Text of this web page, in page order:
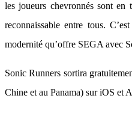
les joueurs chevronnés sont
reconnaissable entre tous.
modernité qu’offre SEGA avec
Sonic Runners sortira
Chine et au Panama) sur iOS et